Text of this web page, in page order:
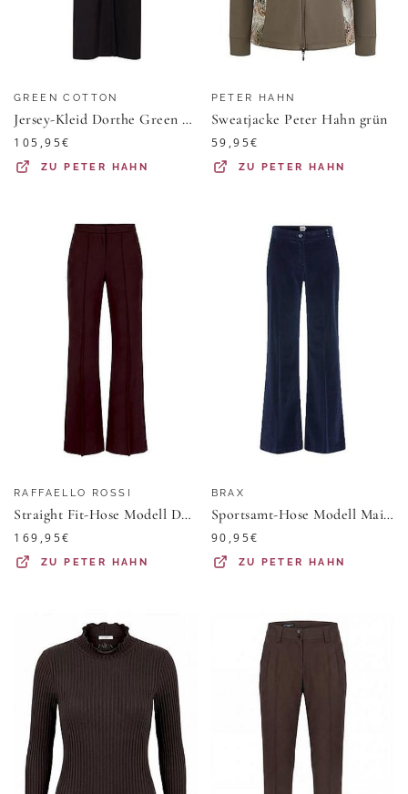
GREEN COTTON
Jersey-Kleid Dorthe Green Cotton schwarz
105,95€
ZUPETER HAHN
PETER HAHN
Sweatjacke Peter Hahn grün
59,95€
ZU PETER HAHN
RAFFAELLO ROSSI
Straight Fit-Hose Modell Dora Flared Raffaello Rossi lila
169,95€
ZU PETER HAHN
BRAX
Sportsamt-Hose Modell Maine Brax blau
90,95€
ZU PETER HAHN